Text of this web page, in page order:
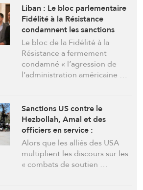
Liban : Le bloc parlementaire
Fidélité à la Résistance
condamnent les sanctions
américaines
Le bloc de la Fidélité à la
Résistance a fermement
condamné « l’agression de
l’administration américaine …
Sanctions US contre le
Hezbollah, Amal et des
officiers en service :
terrorisme intellectuel
américain pour isoler la
Résistance
Alors que les alliés des USA
multiplient les discours sur les
« combats de soutien …